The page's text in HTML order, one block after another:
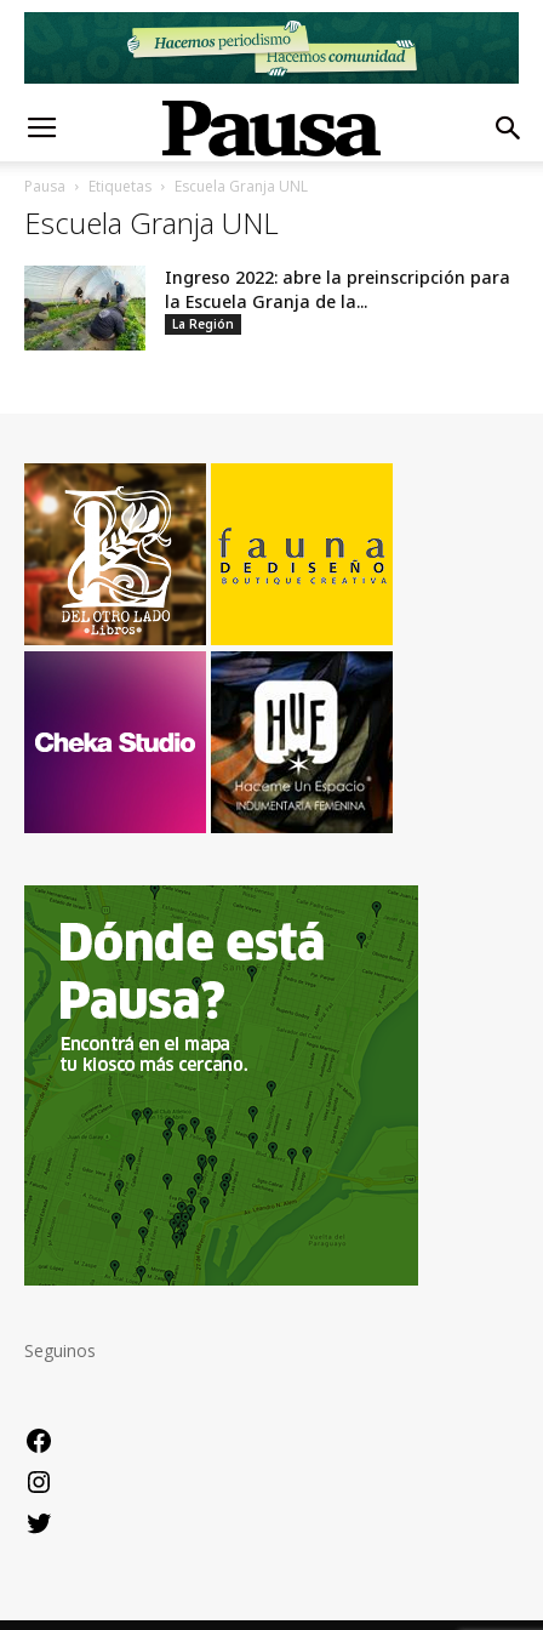
Pausa Etiquetas Escuela Granja UNL
Escuela Granja UNL
Ingreso 2022: abre la preinscripción para
la Escuela Granja de la...
La Región
Seguinos